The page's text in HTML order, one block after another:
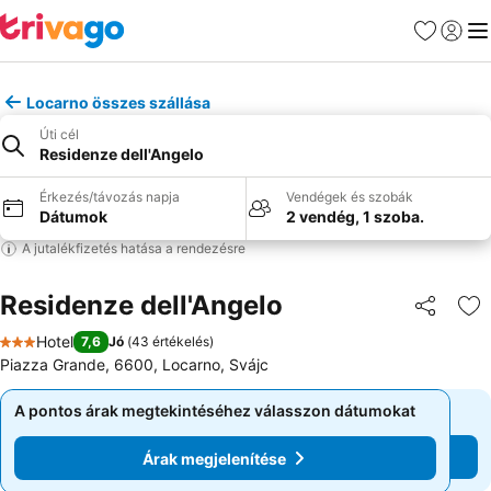
Kedvencek
Locarno összes szállása
Úti cél
Residenze dell'Angelo
Érkezés/távozás napja
Dátumok
Vendégek és szobák
2 vendég, 1 szoba.
A jutalékfizetés hatása a rendezésre
Residenze dell'Angelo
3 Kategória
Hotel 7,6 Jó (43 értékelés)
Piazza Grande, 6600, Locarno, Svájc
A pontos árak megtekintéséhez válasszon dátumokat
Árak megjelenítése
A pontos árak megtekintéséhez válasszon dátumokat
Árak megjelenítése